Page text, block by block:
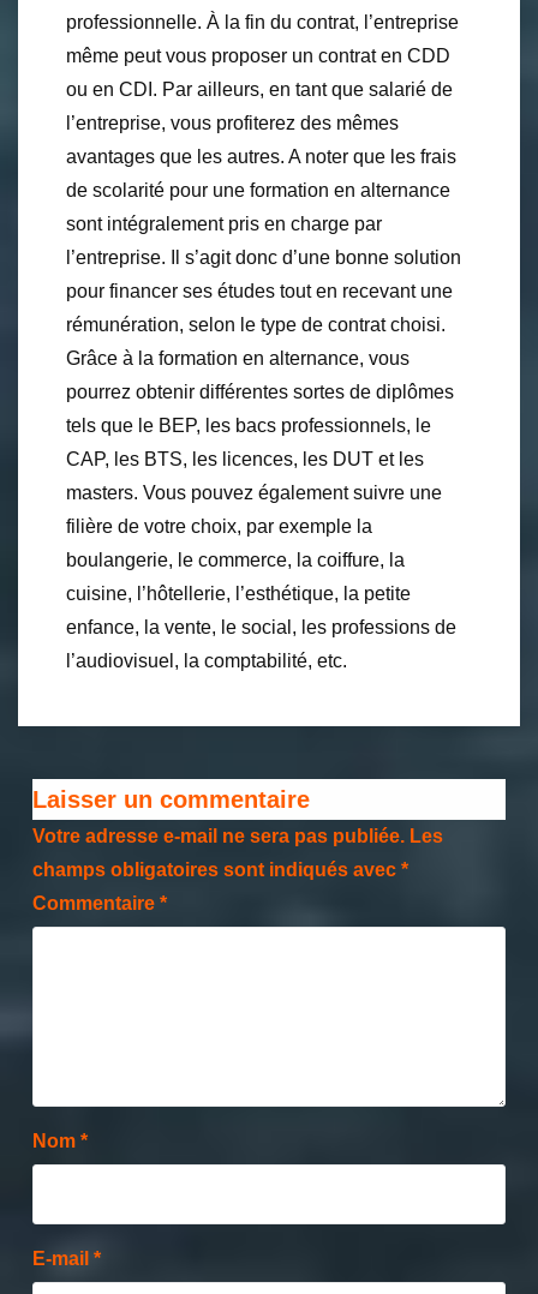
professionnelle. À la fin du contrat, l’entreprise
même peut vous proposer un contrat en CDD
ou en CDI. Par ailleurs, en tant que salarié de
l’entreprise, vous profiterez des mêmes
avantages que les autres. A noter que les frais
de scolarité pour une formation en alternance
sont intégralement pris en charge par
l’entreprise. Il s’agit donc d’une bonne solution
pour financer ses études tout en recevant une
rémunération, selon le type de contrat choisi.
Grâce à la formation en alternance, vous
pourrez obtenir différentes sortes de diplômes
tels que le BEP, les bacs professionnels, le
CAP, les BTS, les licences, les DUT et les
masters. Vous pouvez également suivre une
filière de votre choix, par exemple la
boulangerie, le commerce, la coiffure, la
cuisine, l’hôtellerie, l’esthétique, la petite
enfance, la vente, le social, les professions de
l’audiovisuel, la comptabilité, etc.
Laisser un commentaire
Votre adresse e-mail ne sera pas publiée. Les
champs obligatoires sont indiqués avec *
Commentaire *
Nom *
E-mail *